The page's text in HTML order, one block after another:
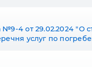
4 от 29.02.2024 "О
услуг по